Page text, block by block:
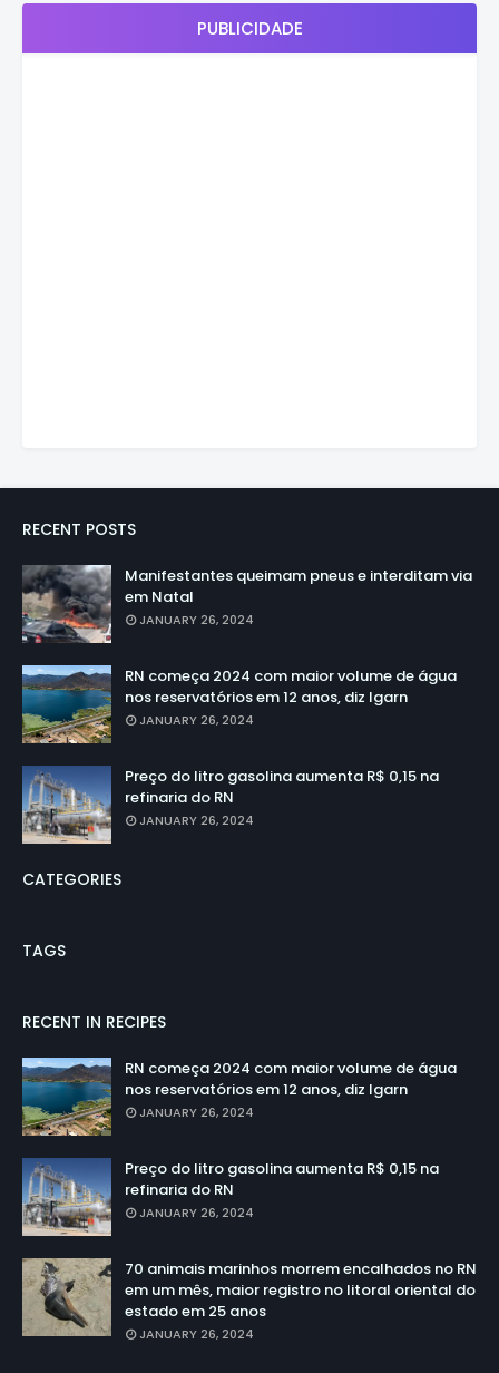
PUBLICIDADE
RECENT POSTS
Manifestantes queimam pneus e interditam via
em Natal
JANUARY 26, 2024
RN começa 2024 com maior volume de água
nos reservatórios em 12 anos, diz Igarn
JANUARY 26, 2024
Preço do litro gasolina aumenta R$ 0,15 na
refinaria do RN
JANUARY 26, 2024
CATEGORIES
TAGS
RECENT IN RECIPES
RN começa 2024 com maior volume de água
nos reservatórios em 12 anos, diz Igarn
JANUARY 26, 2024
Preço do litro gasolina aumenta R$ 0,15 na
refinaria do RN
JANUARY 26, 2024
70 animais marinhos morrem encalhados no RN
em um mês, maior registro no litoral oriental do
estado em 25 anos
JANUARY 26, 2024